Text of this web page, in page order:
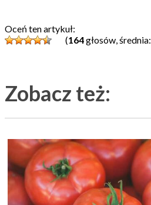
Oceń ten artykuł:
(164głosów, średnia:
Zobacz też: